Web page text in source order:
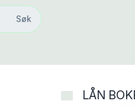
Søk
Søk
LÅN